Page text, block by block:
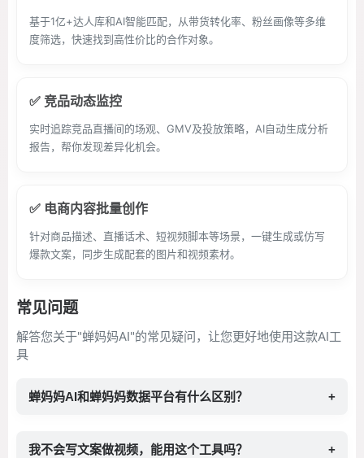
基于1亿+达人库和AI智能匹配，从带货转化率、粉丝画像等多维
度筛选，快速找到高性价比的合作对象。
✅ 竞品动态监控
实时追踪竞品直播间的场观、GMV及投放策略，AI自动生成分析
报告，帮你发现差异化机会。
✅ 电商内容批量创作
针对商品描述、直播话术、短视频脚本等场景，一键生成或仿写
爆款文案，同步生成配套的图片和视频素材。
常见问题
解答您关于"蝉妈妈AI"的常见疑问，让您更好地使用这款AI工
具
蝉妈妈AI和蝉妈妈数据平台有什么区别？ +
我不会写文案做视频，能用这个工具吗？ +